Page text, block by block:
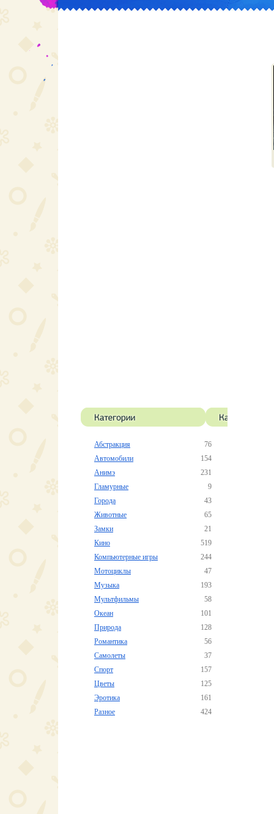
Абстракция
76
Автомобили
154
Анимэ
231
Гламурные
9
Города
43
Животные
65
Замки
21
Кино
519
Компьютерные игры
244
Мотоциклы
47
Музыка
193
Мультфильмы
58
Океан
101
Природа
128
Романтика
56
Самолеты
37
Спорт
157
Цветы
125
Эротика
161
Разное
424